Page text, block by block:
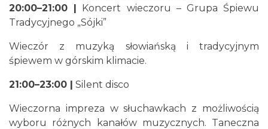
Mirosław Szołtysek - koncert
Brenna
20:00–21:00 | Koncert wieczoru – Grupa Śpiewu
Tradycyjnego „Sójki”
Wieczór z muzyką słowiańską i tradycyjnym
śpiewem w górskim klimacie.
21:00–23:00 | Silent disco
Wieczorna impreza w słuchawkach z możliwością
wyboru różnych kanałów muzycznych. Taneczna